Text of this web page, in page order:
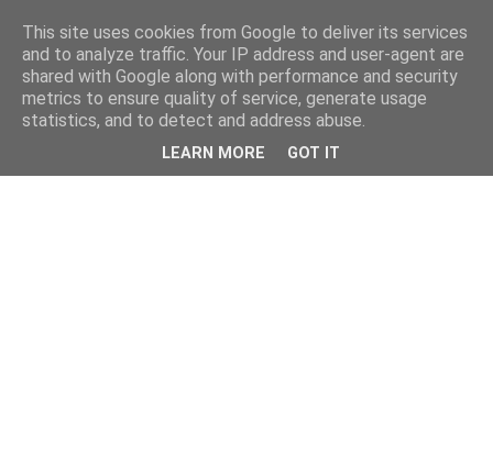
This site uses cookies from Google to deliver its services
and to analyze traffic. Your IP address and user-agent are
shared with Google along with performance and security
metrics to ensure quality of service, generate usage
statistics, and to detect and address abuse.
LEARN MORE GOT IT